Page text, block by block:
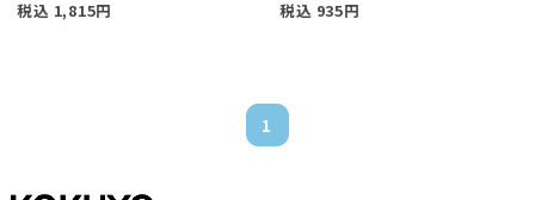
税込 1,815円 税込 935円
1